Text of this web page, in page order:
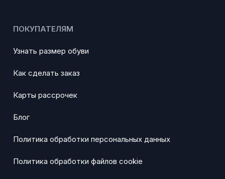
ПОКУПАТЕЛЯМ
Узнать размер обуви
Как сделать заказ
Карты рассрочек
Блог
Политика обработки персональных данных
Политика обработки файлов cookie